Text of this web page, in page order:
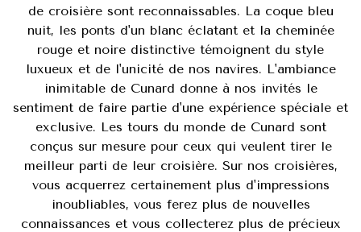
de croisière sont reconnaissables. La coque bleu
nuit, les ponts d'un blanc éclatant et la cheminée
rouge et noire distinctive témoignent du style
luxueux et de l'unicité de nos navires. L'ambiance
inimitable de Cunard donne à nos invités le
sentiment de faire partie d'une expérience spéciale et
exclusive. Les tours du monde de Cunard sont
conçus sur mesure pour ceux qui veulent tirer le
meilleur parti de leur croisière. Sur nos croisières,
vous acquerrez certainement plus d'impressions
inoubliables, vous ferez plus de nouvelles
connaissances et vous collecterez plus de précieux